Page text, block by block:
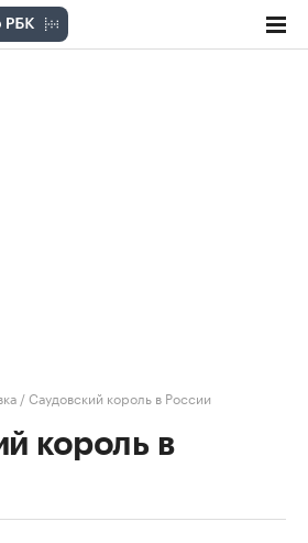
/Саудовский король в России
король в